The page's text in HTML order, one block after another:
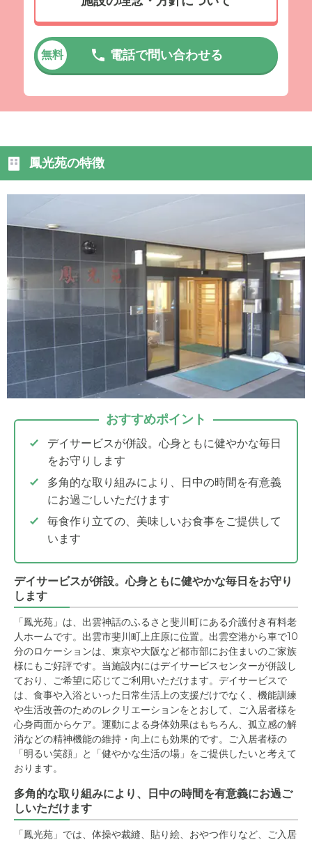
無料 電話で問い合わせる
鳳光苑の特徴
おすすめポイント
デイサービスが併設。心身ともに健やかな毎日
をお守りします
多角的な取り組みにより、日中の時間を有意義
にお過ごしいただけます
毎食作り立ての、美味しいお食事をご提供して
います
デイサービスが併設。心身ともに健やかな毎日をお守り
します
「鳳光苑」は、出雲神話のふるさと斐川町にある介護付き有料老
人ホームです。出雲市斐川町上庄原に位置。出雲空港から車で10
分のロケーションは、東京や大阪など都市部にお住まいのご家族
様にもご好評です。当施設内にはデイサービスセンターが併設し
ており、ご希望に応じてご利用いただけます。デイサービスで
は、食事や入浴といった日常生活上の支援だけでなく、機能訓練
や生活改善のためのレクリエーションをとおして、ご入居者様を
心身両面からケア。運動による身体効果はもちろん、孤立感の解
消などの精神機能の維持・向上にも効果的です。ご入居者様の
「明るい笑顔」と「健やかな生活の場」をご提供したいと考えて
おります。
多角的な取り組みにより、日中の時間を有意義にお過ご
しいただけます
「鳳光苑」では、体操や裁縫、貼り絵、おやつ作りなど、ご入居